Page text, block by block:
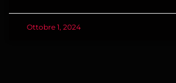
Ottobre 1, 2024